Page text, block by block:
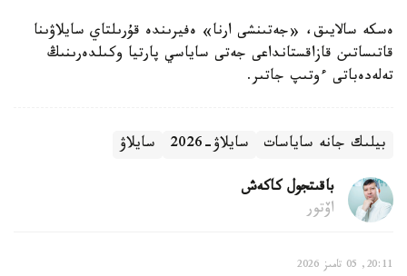
ەسكە سالايىق، «جەتىنشى ارنا» ەفيرىندە قۇرىلتاي سايلاۋىنا
قاتىساتىن قازاقستانداعى جەتى ساياسي پارتيا وكىلدەرىنىڭ
تەلەدەباتى ءوتىپ جاتىر.
بيلىك جانە ساياسات سايلاۋ-2026 سايلاۋ
باقىتجول كاكەش
اۆتور
20:11, 05 تامىز 2026